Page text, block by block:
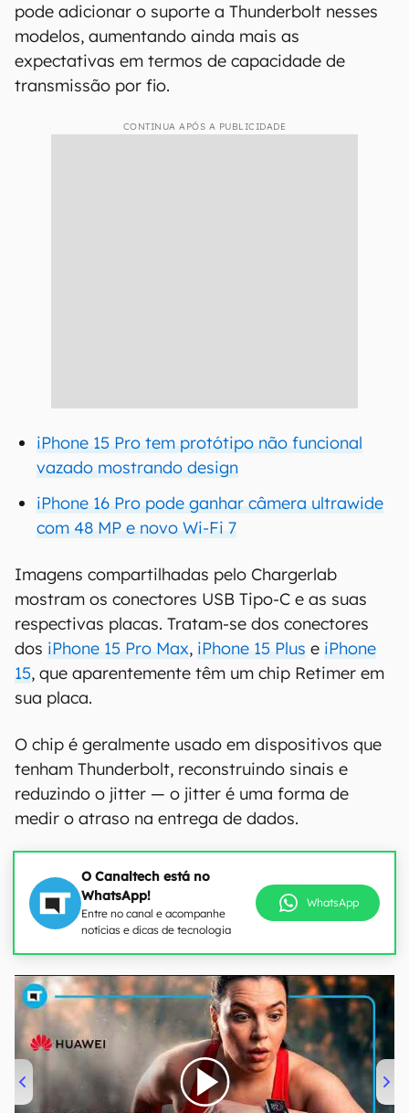
pode adicionar o suporte a Thunderbolt nesses
modelos, aumentando ainda mais as
expectativas em termos de capacidade de
transmissão por fio.
CONTINUA APÓS A PUBLICIDADE
iPhone 15 Pro tem protótipo não funcional
vazado mostrando design
iPhone 16 Pro pode ganhar câmera ultrawide
com 48 MP e novo Wi-Fi 7
Imagens compartilhadas pelo Chargerlab
mostram os conectores USB Tipo-C e as suas
respectivas placas. Tratam-se dos conectores
dos iPhone 15 Pro Max, iPhone 15 Plus e iPhone
15, que aparentemente têm um chip Retimer em
sua placa.
O chip é geralmente usado em dispositivos que
tenham Thunderbolt, reconstruindo sinais e
reduzindo o jitter — o jitter é uma forma de
medir o atraso na entrega de dados.
O Canaltech está no
WhatsApp!
Entre no canal e acompanhe
notícias e dicas de tecnologia
WhatsApp